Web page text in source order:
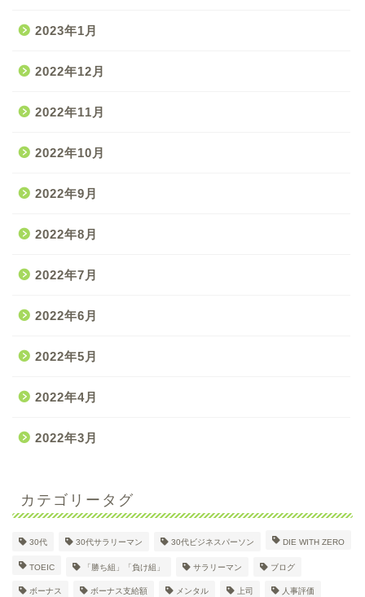
2023年1月
2022年12月
2022年11月
2022年10月
2022年9月
2022年8月
2022年7月
2022年6月
2022年5月
2022年4月
2022年3月
カテゴリータグ
30代 30代サラリーマン 30代ビジネスパーソン DIE WITH ZERO
TOEIC 「勝ち組」「負け組」 サラリーマン ブログ
ボーナス ボーナス支給額 メンタル 上司 人事評価
30代大企業サラリーマン
Dのプロフィール